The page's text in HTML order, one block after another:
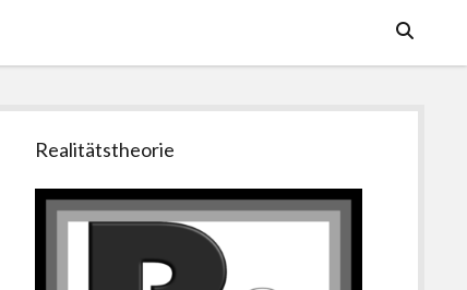
Seitenleiste
Realitätstheorie